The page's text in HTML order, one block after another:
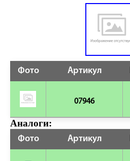
Фото Артикул
07946
Аналоги:
Фото Артикул